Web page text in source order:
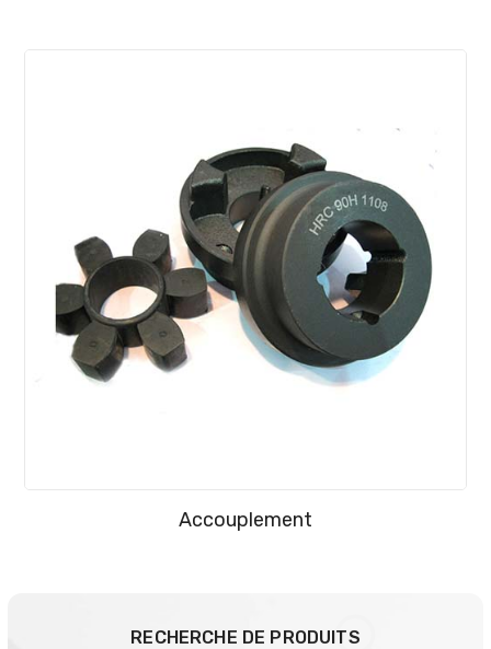
Accouplement
RECHERCHE DE PRODUITS